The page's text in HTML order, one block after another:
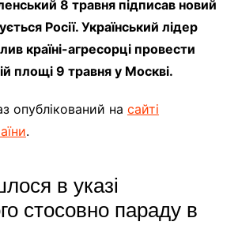
8 травня підписав новий
Росії. Український лідер
країні-агресорці провести
площі 9 травня у Москві.
опублікований на сайті
.
в указі
стосовно параду в